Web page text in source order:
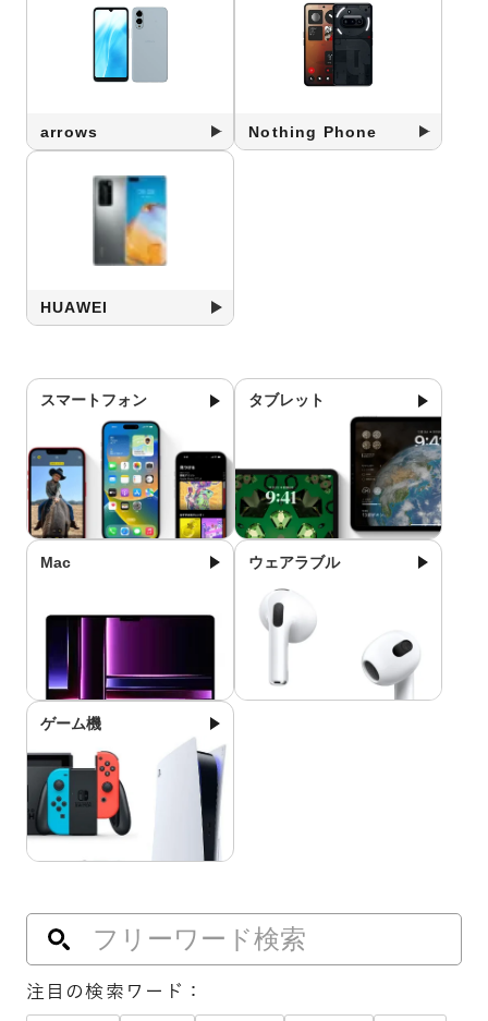
arrows Nothing Phone
HUAWEI
スマートフォン タブレット
Mac ウェアラブル
ゲーム機
注目の検索ワード：